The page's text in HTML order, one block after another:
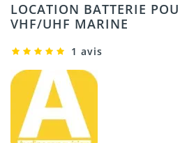
LOCATION BATTERIE
VHF/UHF MARINE
1 avis